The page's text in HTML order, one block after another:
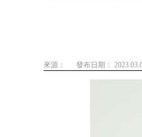
來源： 發布日期：